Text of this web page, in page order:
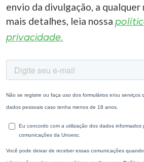
envio da divulgação, a qualquer
mais detalhes, leia nossa
privacidade.